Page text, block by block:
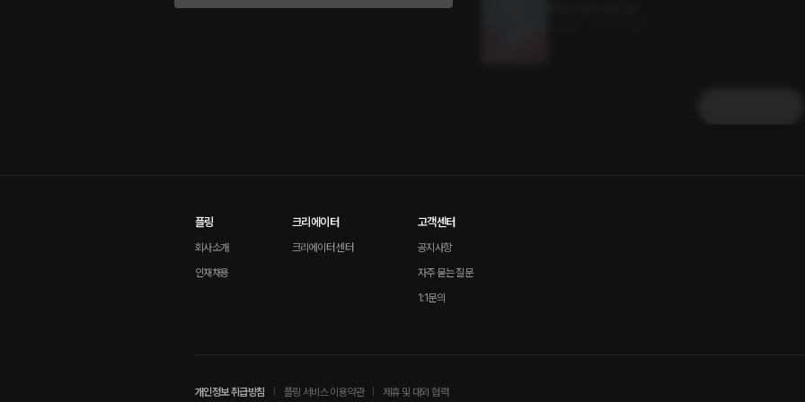
플링
회사소개
인재채용
크리에이터
크리에이터 센터
고객센터
공지사항
자주 묻는 질문
1:1문의
개인정보 취급방침 플링 서비스 이용약관 제휴 및 대외 협력